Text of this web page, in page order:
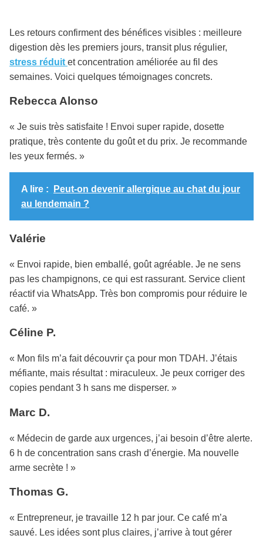
Les retours confirment des bénéfices visibles : meilleure
digestion dès les premiers jours, transit plus régulier,
stress réduit et concentration améliorée au fil des
semaines. Voici quelques témoignages concrets.
Rebecca Alonso
« Je suis très satisfaite ! Envoi super rapide, dosette
pratique, très contente du goût et du prix. Je recommande
les yeux fermés. »
A lire :
Peut-on devenir allergique au chat du jour
au lendemain ?
Valérie
« Envoi rapide, bien emballé, goût agréable. Je ne sens
pas les champignons, ce qui est rassurant. Service client
réactif via WhatsApp. Très bon compromis pour réduire le
café. »
Céline P.
« Mon fils m’a fait découvrir ça pour mon TDAH. J’étais
méfiante, mais résultat : miraculeux. Je peux corriger des
copies pendant 3 h sans me disperser. »
Marc D.
« Médecin de garde aux urgences, j’ai besoin d’être alerte.
6 h de concentration sans crash d’énergie. Ma nouvelle
arme secrète ! »
Thomas G.
« Entrepreneur, je travaille 12 h par jour. Ce café m’a
sauvé. Les idées sont plus claires, j’arrive à tout gérer